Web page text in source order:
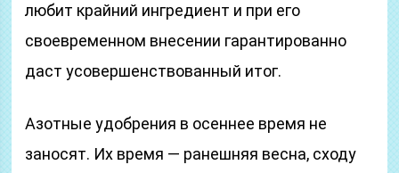
любит крайний ингредиент и при его
своевременном внесении гарантированно
даст усовершенствованный итог.
Азотные удобрения в осеннее время не
заносят. Их время — ранешняя весна, сходу